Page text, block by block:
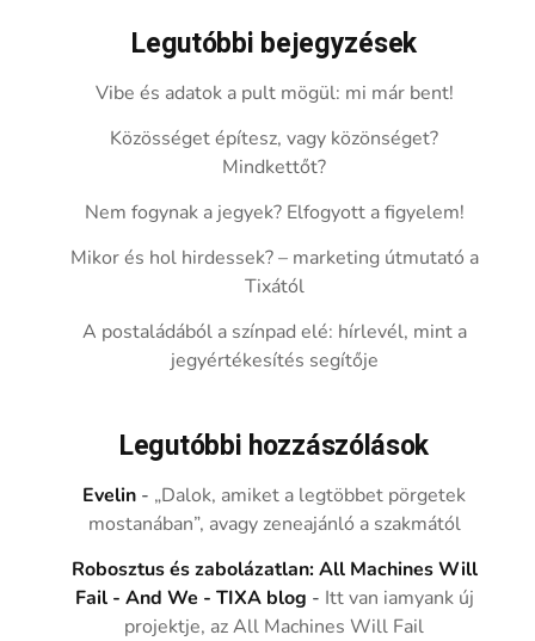
Legutóbbi bejegyzések
Vibe és adatok a pult mögül: mi már bent!
Közösséget építesz, vagy közönséget?
Mindkettőt?
Nem fogynak a jegyek? Elfogyott a figyelem!
Mikor és hol hirdessek? – marketing útmutató a
Tixától
A postaládából a színpad elé: hírlevél, mint a
jegyértékesítés segítője
Legutóbbi hozzászólások
Evelin - „Dalok, amiket a legtöbbet pörgetek
mostanában”, avagy zeneajánló a szakmától
Robosztus és zabolázatlan: All Machines Will
Fail - And We - TIXA blog - Itt van iamyank új
projektje, az All Machines Will Fail